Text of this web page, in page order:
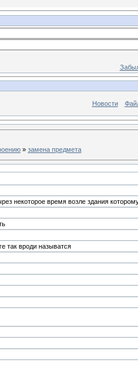
Новости
» замена предмета
некоторое время возле здания
так вроди называтся